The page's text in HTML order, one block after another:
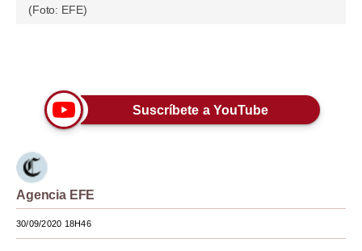
Pregunta de hoy
Lujo
Moda
(Foto: EFE)
Suscríbete a YouTube
Agencia EFE
30/09/2020 18H46